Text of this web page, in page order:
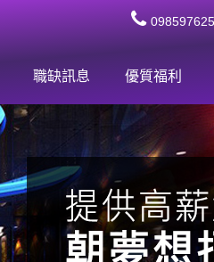
職缺訊息 優質福利